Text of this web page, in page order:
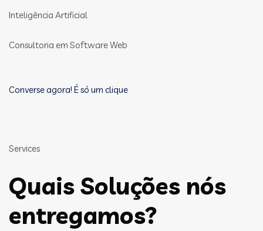
Inteligência Artificial
Consultoria em Software Web
Converse agora! É só um clique
Services
Quais Soluções nós
entregamos?